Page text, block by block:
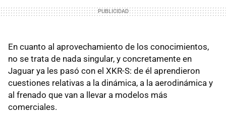
En cuanto al aprovechamiento de los conocimientos,
no se trata de nada singular, y concretamente en
Jaguar ya les pasó con el XKR-S: de él aprendieron
cuestiones relativas a la dinámica, a la aerodinámica y
al frenado que van a llevar a modelos más
comerciales.